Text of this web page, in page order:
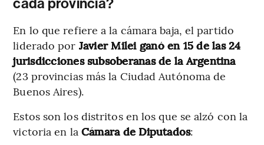
cada provincia?
En lo que refiere a la cámara baja, el partido
liderado por Javier Milei ganó en 15 de las 24
jurisdicciones subsoberanas de la Argentina
(23 provincias más la Ciudad Autónoma de
Buenos Aires).
Estos son los distritos en los que se alzó con la
victoria en la Cámara de Diputados: